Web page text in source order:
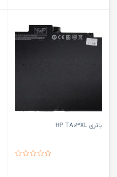
باتری HP TA03XL